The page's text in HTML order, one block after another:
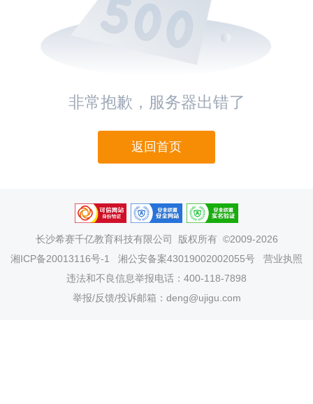
非常抱歉，服务器出错了
返回首页
长沙希赛千亿教育科技有限公司
版权所有 ©2009-2026
湘ICP备20013116号-1
湘公安备案43019002002055号
营业执照
违法和不良信息举报电话：400-118-7898
举报/反馈/投诉邮箱：deng@ujigu.com